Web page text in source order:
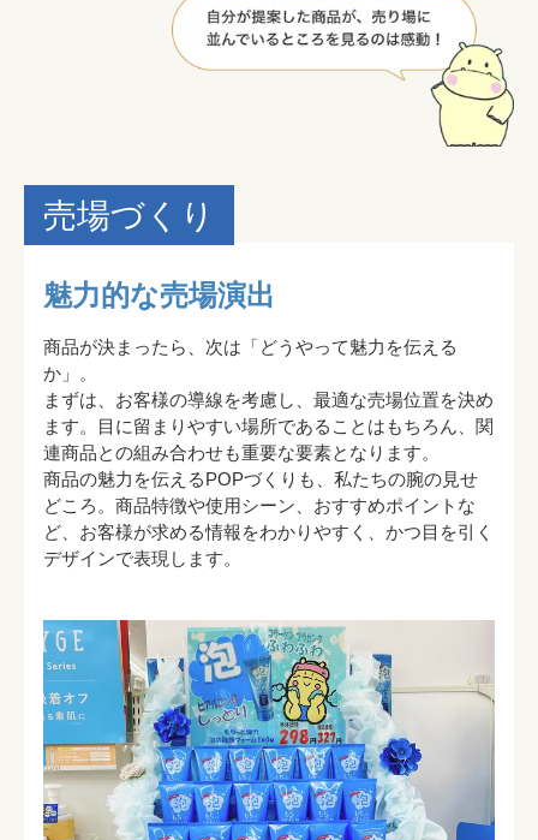
売場づくり
魅力的な売場演出
商品が決まったら、次は「どうやって魅力を伝える
か」。
まずは、お客様の導線を考慮し、最適な売場位置を決め
ます。目に留まりやすい場所であることはもちろん、関
連商品との組み合わせも重要な要素となります。
商品の魅力を伝えるPOPづくりも、私たちの腕の見せ
どころ。商品特徴や使用シーン、おすすめポイントな
ど、お客様が求める情報をわかりやすく、かつ目を引く
デザインで表現します。